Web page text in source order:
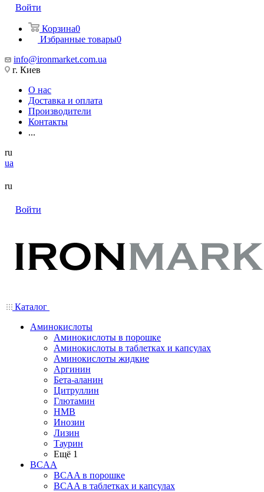
Войти
Корзина0
Избранные товары0
info@ironmarket.com.ua
г. Киев
О нас
Доставка и оплата
Производители
Контакты
...
ru
ua
ru
Войти
Каталог
Аминокислоты
Аминокислоты в порошке
Аминокислоты в таблетках и капсулах
Аминокислоты жидкие
Аргинин
Бета-аланин
Цитруллин
Глютамин
HMB
Инозин
Лизин
Таурин
Ещё 1
BCAA
BCAA в порошке
BCAA в таблетках и капсулах